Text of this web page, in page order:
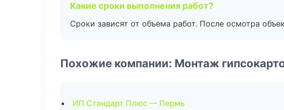
Какие сроки выполнения работ?
Сроки зависят от объема работ. После осмотра
Похожие компании: Монтаж
ИП Стандарт Плюс — Пермь